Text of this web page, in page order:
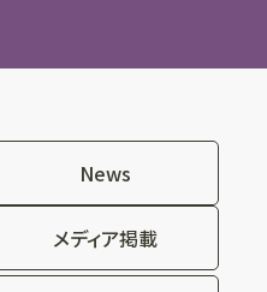
News
メディア掲載